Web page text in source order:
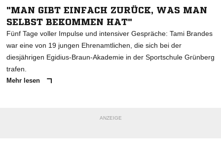
"MAN GIBT EINFACH ZURÜCK, WAS MAN
SELBST BEKOMMEN HAT"
Fünf Tage voller Impulse und intensiver Gespräche: Tami Brandes
war eine von 19 jungen Ehrenamtlichen, die sich bei der
diesjährigen Egidius-Braun-Akademie in der Sportschule Grünberg
trafen.
Mehr lesen
ANZEIGE